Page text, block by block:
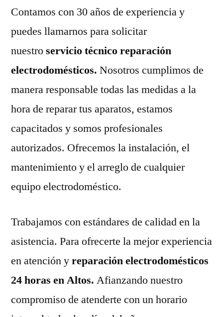
Contamos con 30 años de experiencia y
puedes llamarnos para solicitar
nuestroservicio técnico reparación
electrodomésticos. Nosotros cumplimos de
manera responsable todas las medidas a la
hora de reparar tus aparatos, estamos
capacitados y somos profesionales
autorizados. Ofrecemos la instalación, el
mantenimiento y el arreglo de cualquier
equipo electrodoméstico.
Trabajamos con estándares de calidad en la
asistencia. Para ofrecerte la mejor experiencia
en atención yreparación electrodomésticos
24 horas en Altos. Afianzando nuestro
compromiso de atenderte con un horario